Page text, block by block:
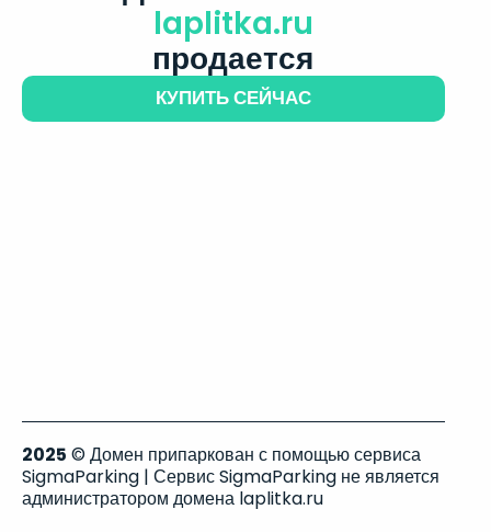
laplitka.ru
продается
КУПИТЬ СЕЙЧАС
2025 © Домен припаркован с помощью сервиса
SigmaParking | Сервис SigmaParking не является
администратором домена laplitka.ru